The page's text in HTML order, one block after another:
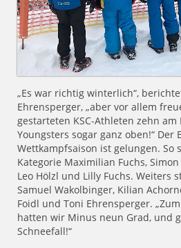
„Es war richtig winterlich“,
Ehrensperger, „aber vor allem
gestarteten KSC-Athleten zehn
Youngsters sogar ganz oben!“ Der
Wettkampfsaison ist gelungen. So
Kategorie Maximilian Fuchs,
Leo Hölzl und Lilly Fuchs. Weiters
Samuel Wakolbinger, Kilian
Foidl und Toni Ehrensperger.
hatten wir Minus neun Grad, und
Schneefall!“